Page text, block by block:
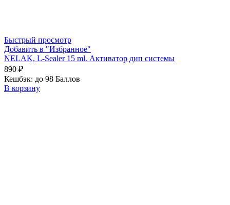
Быстрый просмотр
Добавить в "Избранное"
NELAK, L-Sealer 15 ml. Активатор дип системы
890 ₽
Кешбэк: до 98 Баллов
В корзину